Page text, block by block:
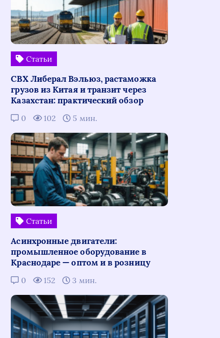
Статьи
СВХ Либерал Вэльюз, растаможка
грузов из Китая и транзит через
Казахстан: практический обзор
0 102 5 мин.
Статьи
Асинхронные двигатели:
промышленное оборудование в
Краснодаре — оптом и в розницу
0 152 3 мин.